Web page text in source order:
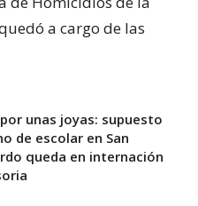
a cargo de las
unas joyas: supuesto
de escolar en San
queda en internación